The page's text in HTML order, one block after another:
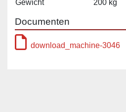
Gewicht
200 kg
Documenten
download_machine-3046